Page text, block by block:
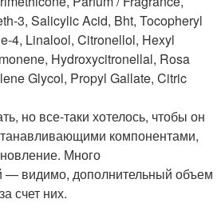
3, Salicylic Acid, Bht, Tocopheryl
4, Linalool, Citronellol, Hexyl
Hydroxycitronellal, Rosa
Glycol, Propyl Gallate, Citric
но все-таки хотелось, чтобы он
компонентами,
Много
— видимо, дополнительный объем
счет них.